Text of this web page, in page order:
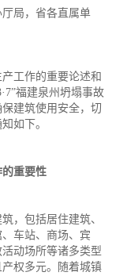
局，省各直属单
工作的重要论述和
福建泉州坍塌事故
建筑使用安全，切
如下。
重要性
，包括居住建筑、
车站、商场、宾
动场所等诸多类型
权多元。随着城镇